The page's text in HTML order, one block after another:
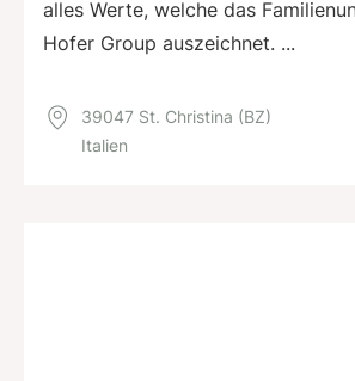
alles Werte, welche das
Hofer Group auszeichnet. ...
39047 St. Christina (BZ)
Italien